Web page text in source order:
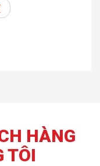
HÀNG
TÔI